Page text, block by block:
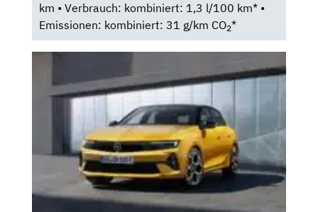
km • Verbrauch: kombiniert: 1,3 l/100 km* •
Emissionen: kombiniert: 31 g/km CO2*